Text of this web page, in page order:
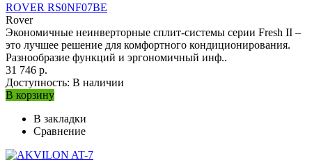
ROVER RS0NF07BE
Rover
Экономичные неинверторные сплит-системы серии Fresh II –
это лучшее решение для комфортного кондиционирования.
Разнообразие функций и эргономичный инф..
31 746 р.
Доступность: В наличии
В корзину
В закладки
Сравнение